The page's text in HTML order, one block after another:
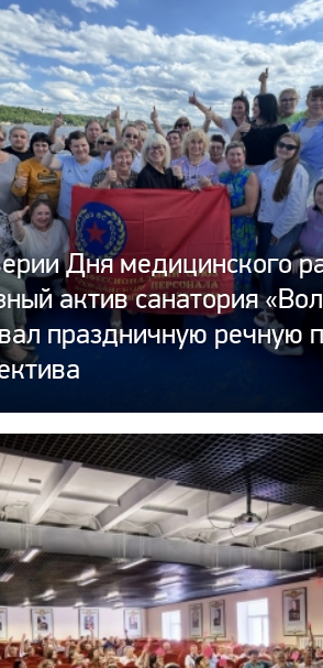
Дня медицинского
актив санатория
праздничную речную